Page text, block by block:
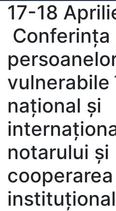
17-18
Conferința
național și
notarului și
cooperarea